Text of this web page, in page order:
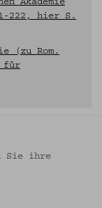
Akademie
222, hier S.
(zu Rom.
für
Sie ihre